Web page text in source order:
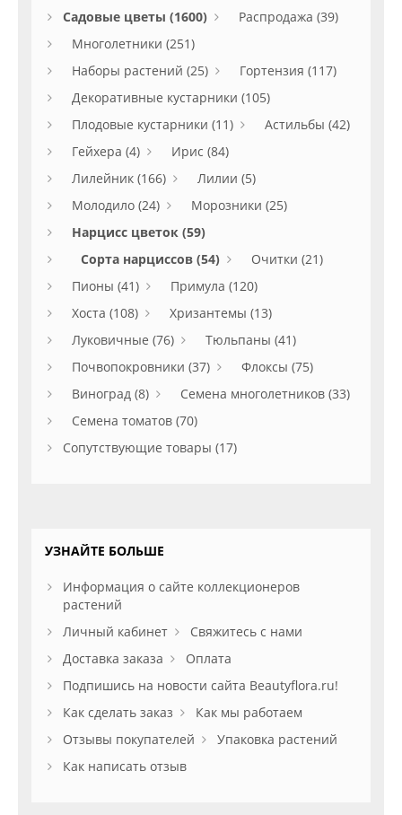
Садовые цветы (1600)
Распродажа (39)
Многолетники (251)
Наборы растений (25)
Гортензия (117)
Декоративные кустарники (105)
Плодовые кустарники (11)
Астильбы (42)
Гейхера (4)
Ирис (84)
Лилейник (166)
Лилии (5)
Молодило (24)
Морозники (25)
Нарцисс цветок (59)
Сорта нарциссов (54)
Очитки (21)
Пионы (41)
Примула (120)
Хоста (108)
Хризантемы (13)
Луковичные (76)
Тюльпаны (41)
Почвопокровники (37)
Флоксы (75)
Виноград (8)
Семена многолетников (33)
Семена томатов (70)
Сопутствующие товары (17)
УЗНАЙТЕ БОЛЬШЕ
Информация о сайте коллекционеров
растений
Личный кабинет
Свяжитесь с нами
Доставка заказа
Оплата
Подпишись на новости сайта Beautyflora.ru!
Как сделать заказ
Как мы работаем
Отзывы покупателей
Упаковка растений
Как написать отзыв